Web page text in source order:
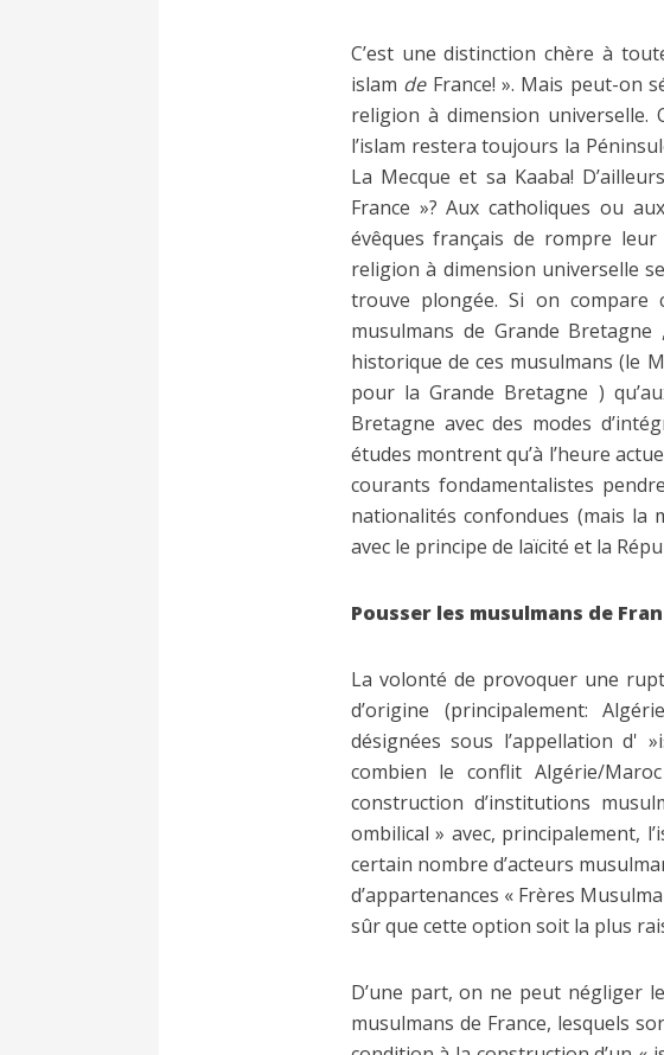
C’est une distinction chère à
islam deFrance! ». Mais peut-on
religion à dimension
l’islam restera toujours la
La Mecque et sa Kaaba!
France »? Aux catholiques ou
évêques français de rompre leur
religion à dimension universelle
trouve plongée. Si on compare
musulmans de Grande
historique de ces musulmans (le
pour la Grande Bretagne )
Bretagne avec des modes
études montrent qu’à l’heure
courants fondamentalistes
nationalités confondues (mais la
avec le principe de laïcité et la
Pousser les musulmans de
La volonté de provoquer une
d’origine (principalement:
désignées sous l’appellation d'
combien le conflit Algérie/
construction d’institutions
ombilical » avec, principalement,
certain nombre d’acteurs
d’appartenances « Frères
sûr que cette option soit la plus
D’une part, on ne peut négliger
musulmans de France, lesquels